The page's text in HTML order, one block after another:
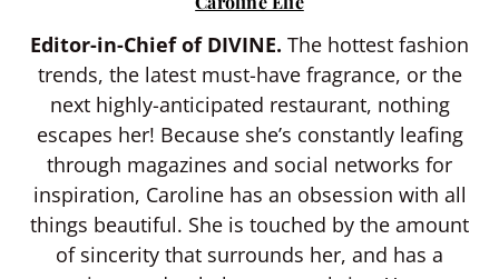
Editor-in-Chief of DIVINE. The hottest fashion
trends, the latest must-have fragrance, or the
next highly-anticipated restaurant, nothing
escapes her! Because she’s constantly leafing
through magazines and social networks for
inspiration, Caroline has an obsession with all
things beautiful. She is touched by the amount
of sincerity that surrounds her, and has a